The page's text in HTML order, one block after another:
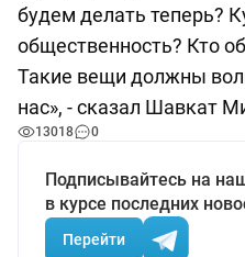
будем делать теперь?
общественность? Кто
Такие вещи должны
нас», - сказал Шавкат
13018 0
Подписывайтесь на
в курсе последних
Перейти